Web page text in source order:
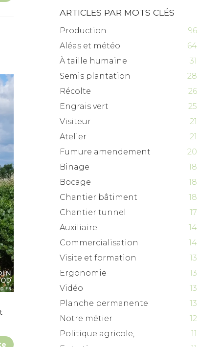
ARTICLES PAR MOTS CLÉS
Production
96
Aléas et météo
64
À taille humaine
31
Semis plantation
28
Récolte
26
Engrais vert
25
Visiteur
21
Atelier
21
Fumure amendement
20
Binage
18
Bocage
18
Chantier bâtiment
18
Chantier tunnel
17
Auxiliaire
14
Commercialisation
14
Visite et formation
13
Ergonomie
13
Vidéo
13
Planche permanente
13
Notre métier
12
Politique agricole,
11